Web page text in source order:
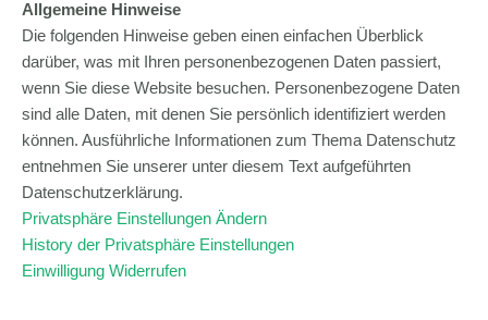
Allgemeine Hinweise
Die folgenden Hinweise geben einen einfachen Überblick
darüber, was mit Ihren personenbezogenen Daten passiert,
wenn Sie diese Website besuchen. Personenbezogene Daten
sind alle Daten, mit denen Sie persönlich identifiziert werden
können. Ausführliche Informationen zum Thema Datenschutz
entnehmen Sie unserer unter diesem Text aufgeführten
Datenschutzerklärung.
Privatsphäre Einstellungen Ändern
History der Privatsphäre Einstellungen
Einwilligung Widerrufen